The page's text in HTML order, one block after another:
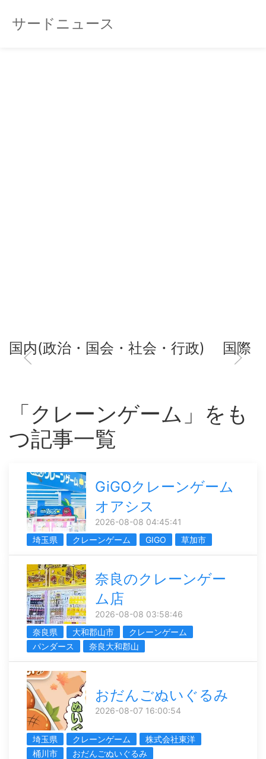
サードニュース
国内(政治・国会・社会・行政) 国際
「クレーンゲーム」をも
つ記事一覧
GiGOクレーンゲーム
オアシス
2026-08-08 04:45:41
埼玉県
クレーンゲーム GIGO 草加市
奈良のクレーンゲー
ム店
2026-08-08 03:58:46
奈良県
大和郡山市
クレーンゲーム
パンダース
奈良大和郡山
おだんごぬいぐるみ
2026-08-07 16:00:54
埼玉県 クレーンゲーム
株式会社東洋
桶川市
おだんごぬいぐるみ